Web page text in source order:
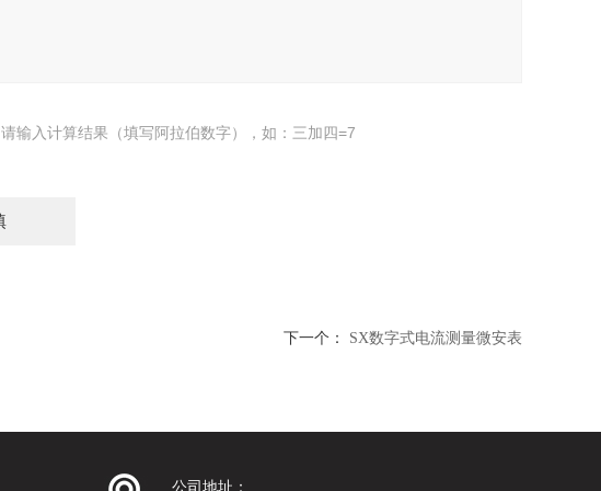
请输入计算结果（填写阿拉伯数字），如：三加四=7
下一个： SX数字式电流测量微安表
公司地址：